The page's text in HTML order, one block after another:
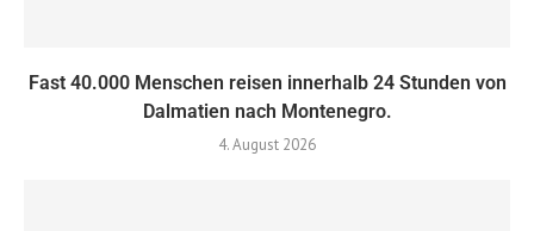
Fast 40.000 Menschen reisen innerhalb 24 Stunden von
Dalmatien nach Montenegro.
4. August 2026